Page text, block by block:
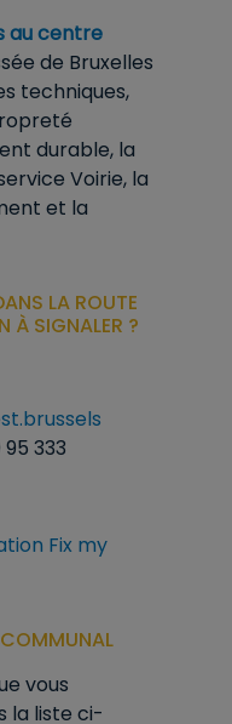
au centre
de Bruxelles
techniques,
durable, la
Voirie, la
et la
LA ROUTE
À SIGNALER ?
333
Fix my
vous
la liste ci-